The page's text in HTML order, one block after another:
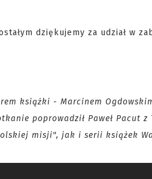
dziękujemy za udział w
książki - Marcinem
poprowadził Paweł Pacut z
misji", jak i serii książek